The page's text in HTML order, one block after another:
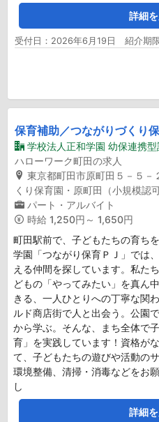
詳細
受付日：2026年6月19日 紹介期
保育補助／つながりづくり
学校法人正和学園 幼保連携
ハローワーク町田の求人
東京都町田市原町田５－５
くり保育園・原町田（小規模認
パート・アルバイト
時給 1,250円～ 1,650円
町田駅前で、子どもたちの育ち
学園「つながり保育ＰＪ」では
える仲間を探しています。私た
どもの「やってみたい」を真ん
きる、一人ひとりへの丁寧な関
ルド商店街で人と出会う。公園
から学ぶ。そんな、まち全体で
育」を実践しています！資格が
て、子どもたちの遊びや活動の
環境整備、清掃・消毒などをお
し
詳細